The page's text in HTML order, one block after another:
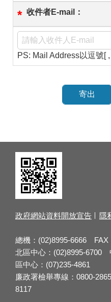
* 收件者E-mail：
PS: Mail Address以逗號[
政府網站資料開放宣告 隱
總機：(02)8995-6666 FAX
北區中心：(02)8995-6700
區中心：(07)235-4861
廉政署檢舉專線：0800-
8117